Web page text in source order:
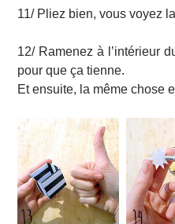
11/ Pliez bien, vous voyez
12/ Ramenez à l’intérieur
pour que ça tienne.
Et ensuite, la même chose